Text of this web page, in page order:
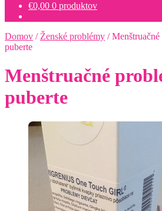
€0,00 0 produktov
Domov / Ženské problémy /
puberte
Menštruačné
puberte